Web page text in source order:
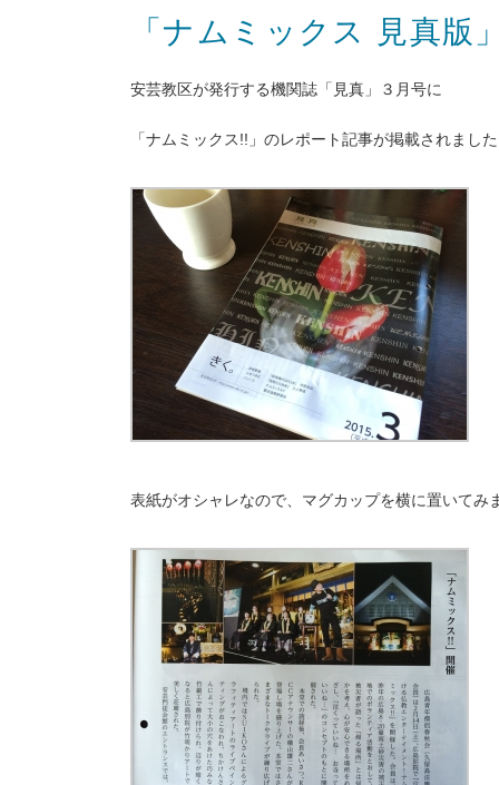
「ナムミックス 見真版
安芸教区が発行する機関誌「見真」３月号に
「ナムミックス!!」のレポート記事が掲載されまし
表紙がオシャレなので、マグカップを横に置いてみ